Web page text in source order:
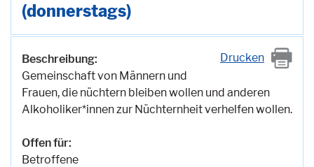
(donnerstags)
Drucken
Beschreibung:
Gemeinschaft von Männern und
Frauen, die nüchtern bleiben wollen und anderen
Alkoholiker*innen zur Nüchternheit verhelfen wollen.
Offen für:
Betroffene